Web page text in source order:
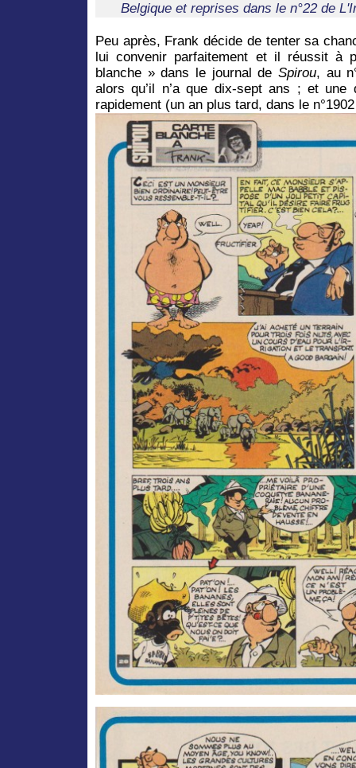
Belgique et reprises dans le n°22 de
Peu après, Frank décide de tenter sa
lui convenir parfaitement et il réussit à
blanche » dans le journal de Spirou, au
alors qu’il n’a que dix-sept ans ; et une
rapidement (un an plus tard, dans le